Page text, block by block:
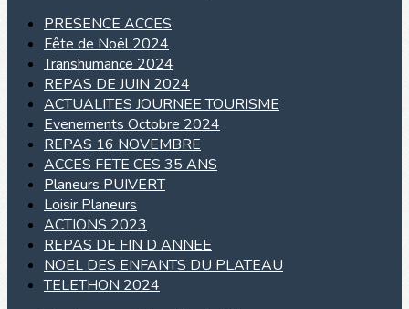
PRESENCE ACCES
Fête de Noël 2024
Transhumance 2024
REPAS DE JUIN 2024
ACTUALITES JOURNEE TOURISME
Evenements Octobre 2024
REPAS 16 NOVEMBRE
ACCES FETE CES 35 ANS
Planeurs PUIVERT
Loisir Planeurs
ACTIONS 2023
REPAS DE FIN D ANNEE
NOEL DES ENFANTS DU PLATEAU
TELETHON 2024